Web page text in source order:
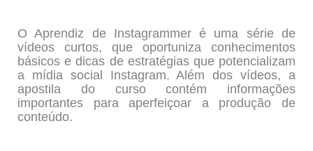
O Aprendiz de Instagrammer é uma série de
vídeos curtos, que oportuniza conhecimentos
básicos e dicas de estratégias que potencializam
a mídia social Instagram. Além dos vídeos, a
apostila do curso contém informações
importantes para aperfeiçoar a produção de
conteúdo.